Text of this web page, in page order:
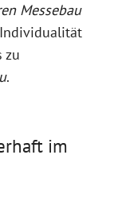
Messebau
zu
.
im